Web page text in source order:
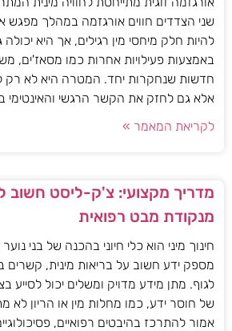
שני הצדדים חווים אורגזמה במהלך מפגש
להיות חלק מיחסי מין רגילים, אך היא
באמצעות פעילויות אחרות כמו מסאז'ים,
חדשות שנחקרות יחד. המטרה היא לא רק
אלא גם לחזק את הקשר הרגשי והאינטימי
לקריאת המאמר »
מדריך מקצועי: צ'ק-ליסט חשוב
מנקודת מבט רפואית
חינוך מיני הוא כלי חיוני בהכנה של בני
מספק ידע חשוב על בריאות מינית, קשרים
לגוף. מתן מידע מדויק ומשלים יכול לסייע
של חוסר ידע, כמו מחלות מין או הריון לא
אמור להתרכז בהיבטים רפואיים,